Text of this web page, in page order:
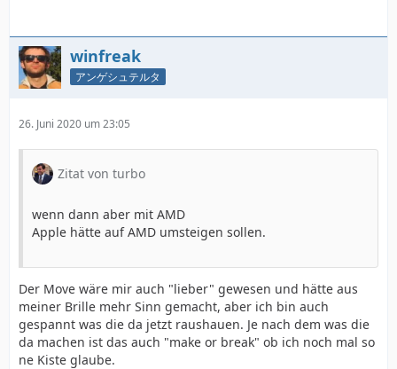
winfreak
アンゲシュテルタ
26. Juni 2020 um 23:05
Zitat von turbo
wenn dann aber mit AMD
Apple hätte auf AMD umsteigen sollen.
Der Move wäre mir auch "lieber" gewesen und hätte aus
meiner Brille mehr Sinn gemacht, aber ich bin auch
gespannt was die da jetzt raushauen. Je nach dem was die
da machen ist das auch "make or break" ob ich noch mal so
ne Kiste glaube.